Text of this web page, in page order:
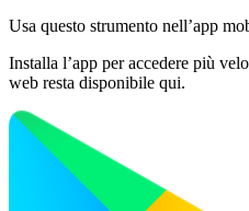
Usa questo strumento nell’app
Installa l’app per accedere più
web resta disponibile qui.